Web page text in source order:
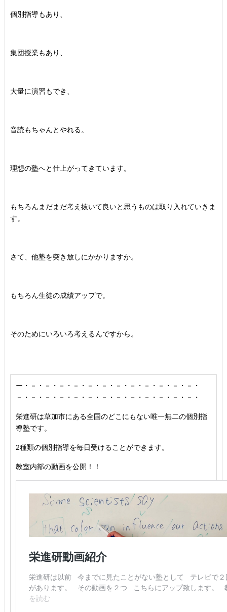
個別指導もあり、
集団授業もあり、
大量に演習もでき、
音読もちゃんとやれる。
理想の塾へと仕上がってきています。
もちろんまだまだ考え抜いて良いと思うものは取り入れていきま
す。
さて、他塾を突き放しにかかりますか。
もちろん生徒の成績アップで。
そのためにいろいろ考えるんですから。
ー・－・－・－・－・－・－・－・－・－・－・－・－・
－・－・－・－・－・－・－・－・－・－・－・－・－・
栄進研は草加市にある全国のどこにもない唯一無二の個別指
導塾です。
2種類の個別指導を毎日受けることができます。
教室内部の動画を公開！！